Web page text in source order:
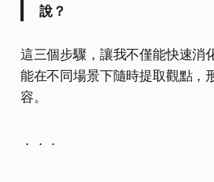
說？
這三個步驟，讓我不僅能快速消
能在不同場景下隨時提取觀點，
容。
．．．